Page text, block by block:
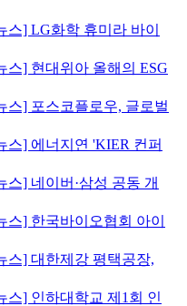
스] LG화학 휴미라 바이
스] 현대위아 올해의 ESG
스] 포스코플로우, 글로벌
스] 에너지연 'KIER 컨퍼
스] 네이버·삼성 공동 개
스] 한국바이오협회 아이
스] 대한제강 평택공장,
스] 인하대학교 제1회 인